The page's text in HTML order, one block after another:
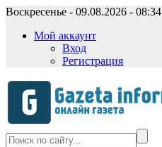
Воскресенье - 09.08.2026 - 08:34
Мой аккаунт
Вход
Регистрация